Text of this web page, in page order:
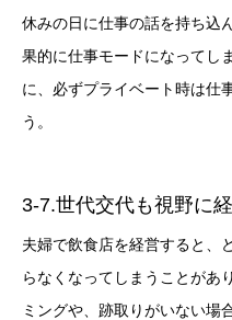
休みの日に仕事の話を持ち込
果的に仕事モードになってし
に、必ずプライベート時は仕
う。
3-7.世代交代も視野に
夫婦で飲食店を経営すると、
らなくなってしまうことがあ
ミングや、跡取りがいない場